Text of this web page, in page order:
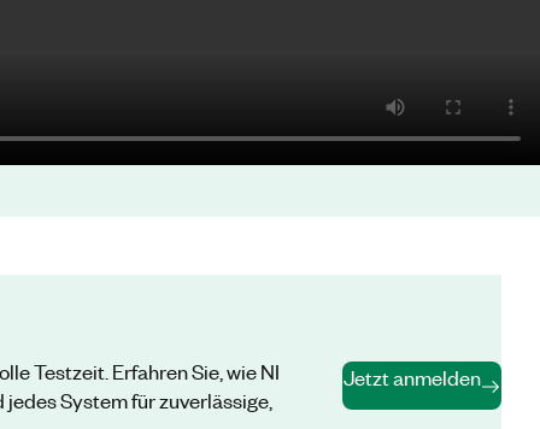
Testzeit. Erfahren Sie, wie NI
System für zuverlässige,
Jetzt anmelden